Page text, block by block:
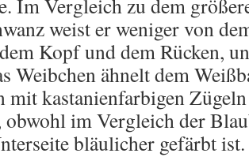
Im Vergleich zu dem
weist er weniger von
Kopf und dem Rücken,
Weibchen ähnelt dem
mit kastanienfarbigen
obwohl im Vergleich der
bläulicher gefärbt ist.